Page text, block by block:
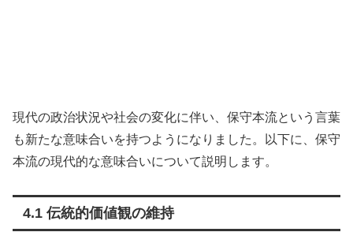
現代の政治状況や社会の変化に伴い、保守本流という言葉
も新たな意味合いを持つようになりました。以下に、保守
本流の現代的な意味合いについて説明します。
4.1 伝統的価値観の維持